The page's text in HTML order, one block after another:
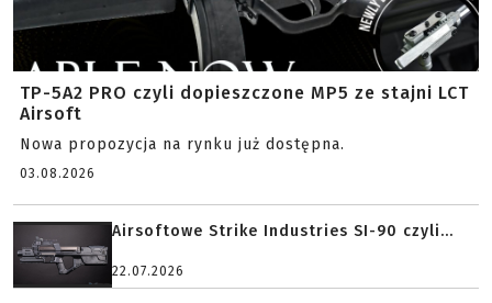
TP-5A2 PRO czyli dopieszczone MP5 ze stajni LCT
Airsoft
Nowa propozycja na rynku już dostępna.
03.08.2026
Airsoftowe Strike Industries SI-90 czyli...
22.07.2026